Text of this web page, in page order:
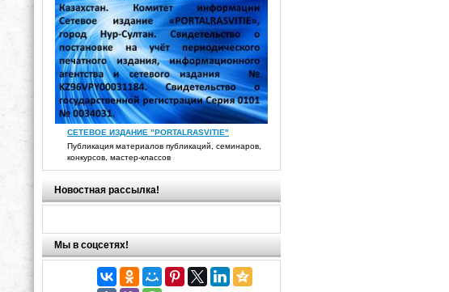
СЕТЕВОЕ ИЗДАНИЕ "PORTALRASVITIE"
Публикация материалов публикаций, семинаров,
конкурсов, мастер-классов
Новостная рассылка!
Мы в соцсетях!